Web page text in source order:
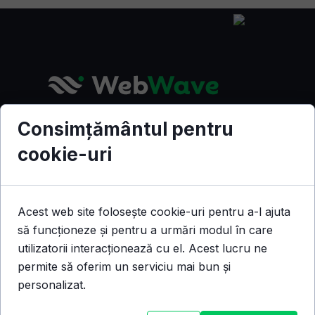
Creează Site-uri Web si Magazine
Online cu ajutorul platformei
WebWave ! Alege unul dintre
după propriile necesități sau
începe cu o pagina curată.
contact@webwave.ro
Consimțământul pentru
cookie-uri
Acest web site folosește cookie-uri pentru a-l ajuta
să funcționeze și pentru a urmări modul în care
utilizatorii interacționează cu el. Acest lucru ne
permite să oferim un serviciu mai bun și
personalizat.